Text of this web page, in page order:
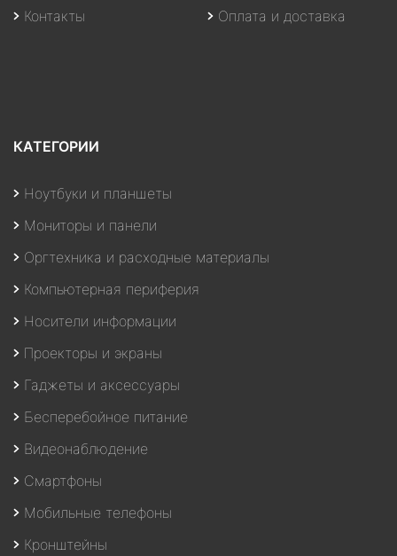
Контакты
Оплата и доставка
КАТЕГОРИИ
Ноутбуки и планшеты
Мониторы и панели
Оргтехника и расходные материалы
Компьютерная периферия
Носители информации
Проекторы и экраны
Гаджеты и аксессуары
Бесперебойное питание
Видеонаблюдение
Смартфоны
Мобильные телефоны
Кронштейны